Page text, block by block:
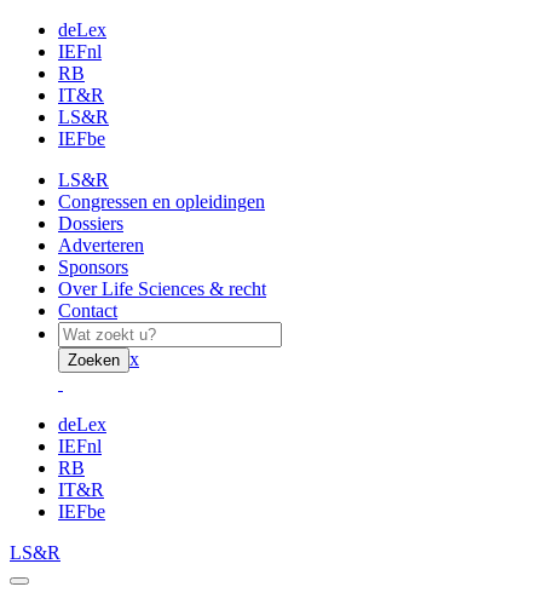
deLex
IEFnl
RB
IT&R
LS&R
IEFbe
LS&R
Congressen en opleidingen
Dossiers
Adverteren
Sponsors
Over Life Sciences & recht
Contact
Zoeken x
deLex
IEFnl
RB
IT&R
IEFbe
LS&R